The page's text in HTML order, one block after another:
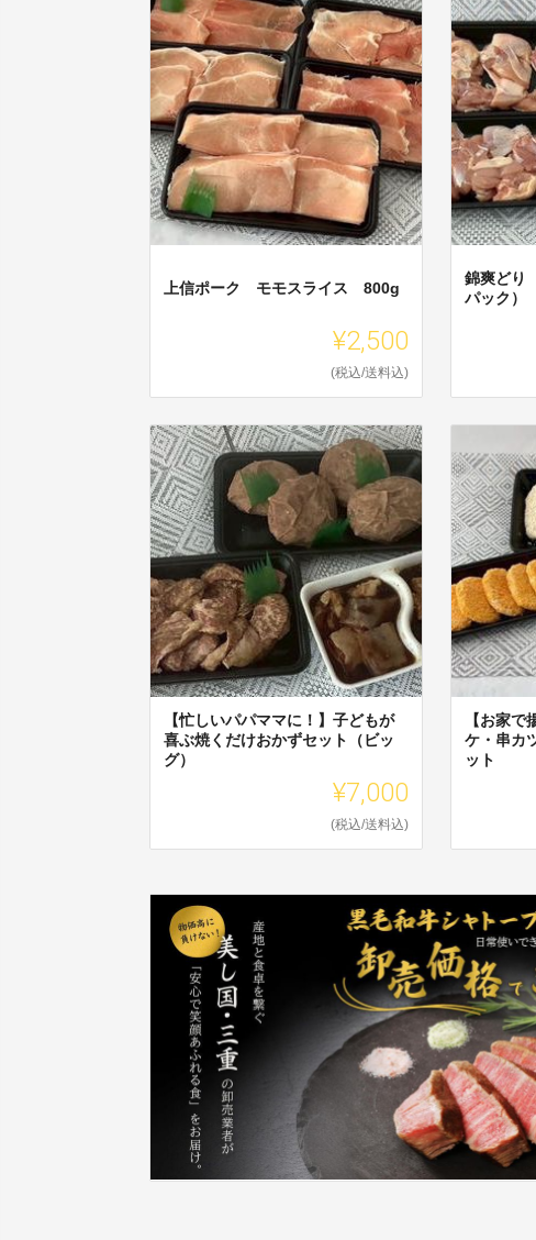
上信ポーク モモスライス 800g
¥2,500
(税込/送料込)
錦爽ど
パック）
【忙しいパパママに！】子どもが
喜ぶ焼くだけおかずセット（ビッ
グ）
¥7,000
(税込/送料込)
【お家
ケ・串カ
ット